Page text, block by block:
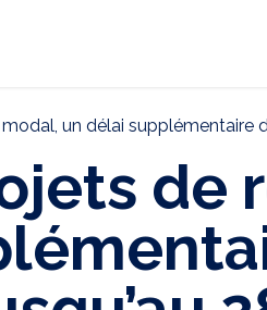
un délai supplémentaire de
de